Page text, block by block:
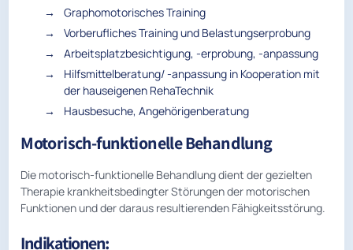
Graphomotorisches Training
Vorberufliches Training und Belastungserprobung
Arbeitsplatzbesichtigung, -erprobung, -anpassung
Hilfsmittelberatung/ -anpassung in Kooperation mit
der hauseigenen RehaTechnik
Hausbesuche, Angehörigenberatung
Motorisch-funktionelle Behandlung
Die motorisch-funktionelle Behandlung dient der gezielten
Therapie krankheitsbedingter Störungen der motorischen
Funktionen und der daraus resultierenden Fähigkeitsstörung.
Indikationen: